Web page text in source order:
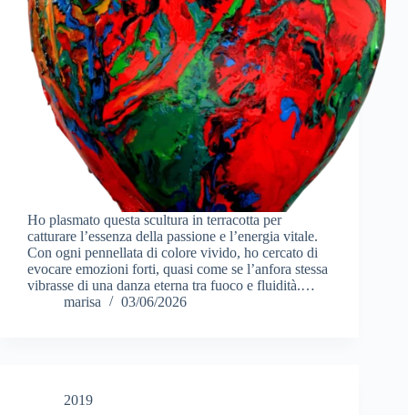
Ho plasmato questa scultura in terracotta per
catturare l’essenza della passione e l’energia vitale.
Con ogni pennellata di colore vivido, ho cercato di
evocare emozioni forti, quasi come se l’anfora stessa
vibrasse di una danza eterna tra fuoco e fluidità.…
marisa
03/06/2026
2019